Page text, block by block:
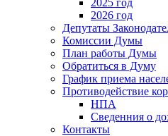
2025 год
2026 год
Депутаты
Комиссии Думы
План работы Думы
Обратиться в Думу
График приема
Противодействие
НПА
Сведенния о
Контакты